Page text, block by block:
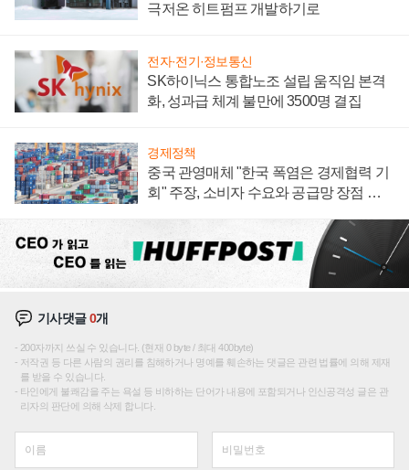
극저온 히트펌프 개발하기로
전자·전기·정보통신
SK하이닉스 통합노조 설립 움직임 본격
화, 성과급 체계 불만에 3500명 결집
경제정책
중국 관영매체 "한국 폭염은 경제협력 기
회" 주장, 소비자 수요와 공급망 장점 강
기사댓글0개
200자까지 쓰실 수 있습니다. (현재 0 byte / 최대 400byte)
저작권 등 다른 사람의 권리를 침해하거나 명예를 훼손하는 댓글은 관련 법률에 의해 제재
를 받을 수 있습니다.
타인에게 불쾌감을 주는 욕설 등 비하하는 단어가 내용에 포함되거나 인신공격성 글은 관
리자의 판단에 의해 삭제 합니다.